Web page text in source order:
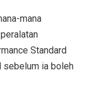
mana
Standard
sebelum ia boleh